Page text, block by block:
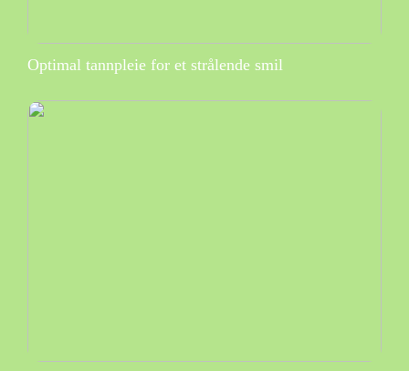
Optimal tannpleie for et strålende smil